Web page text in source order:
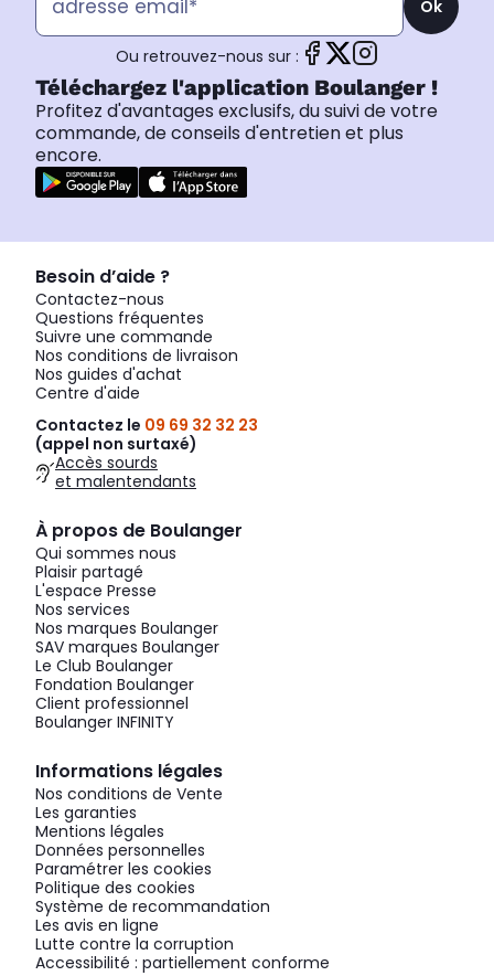
Ok
Ou retrouvez-nous sur :
Téléchargez l'application Boulanger !
Profitez d'avantages exclusifs, du suivi de votre
commande, de conseils d'entretien et plus
encore.
Besoin d’aide ?
Contactez-nous
Questions fréquentes
Suivre une commande
Nos conditions de livraison
Nos guides d'achat
Centre d'aide
Contactez le 09 69 32 32 23
(appel non surtaxé)
Accès sourds
et malentendants
À propos de Boulanger
Qui sommes nous
Plaisir partagé
L'espace Presse
Nos services
Nos marques Boulanger
SAV marques Boulanger
Le Club Boulanger
Fondation Boulanger
Client professionnel
Boulanger INFINITY
Informations légales
Nos conditions de Vente
Les garanties
Mentions légales
Données personnelles
Paramétrer les cookies
Politique des cookies
Système de recommandation
Les avis en ligne
Lutte contre la corruption
Accessibilité : partiellement conforme